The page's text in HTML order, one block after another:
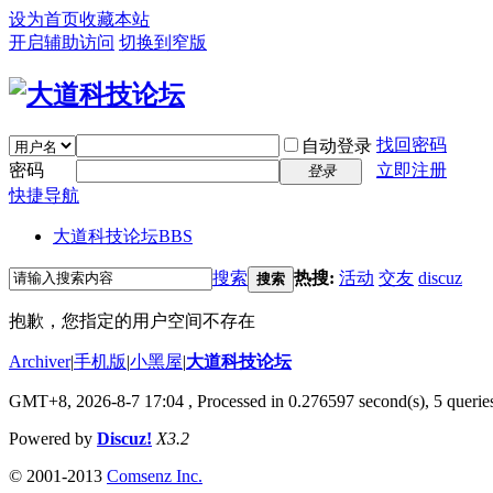
设为首页收藏本站
开启辅助访问 切换到窄版
自动登录 找回密码
密码
登录
立即注册
快捷导航
大道科技论坛BBS
搜索 搜索 热搜: 活动 交友 discuz
抱歉，您指定的用户空间不存在
Archiver|手机版|小黑屋|大道科技论坛
GMT+8, 2026-8-7 17:04 , Processed in 0.276597 second(s), 5
Powered by Discuz! X3.2
© 2001-2013 Comsenz Inc.